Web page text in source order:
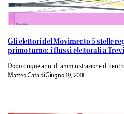
Gli elettori del Movimento 5 stelle
primo turno: i flussi elettorali a
Dopo cinque anni di amministrazione di
Matteo Cataldi Giugno 19, 2018